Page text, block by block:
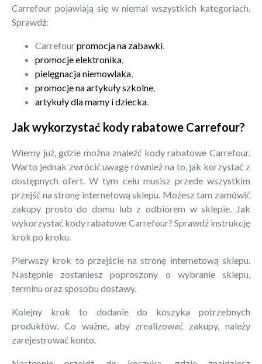
Carrefour pojawiają się w niemal wszystkich kategoriach.
Sprawdź:
Carrefourpromocja na zabawki
promocje elektronika
pielęgnacja niemowlaka
promocje na artykuły szkolne
artykuły dla mamy i dziecka
Jak wykorzystać kody rabatowe Carrefour?
Wiemy już, gdzie można znaleźć kody rabatowe Carrefour.
Warto jednak zwrócić uwagę również na to, jak korzystać z
dostępnych ofert. W tym celu musisz przede wszystkim
przejść na stronę internetową sklepu. Możesz tam zamówić
zakupy prosto do domu lub z odbiorem w sklepie. Jak
wykorzystać kody rabatowe Carrefour? Sprawdź instrukcję
krok po kroku.
Pierwszy krok to przejście na stronę internetową sklepu.
Następnie zostaniesz poproszony o wybranie sklepu,
terminu oraz sposobu dostawy.
Kolejny krok to dodanie do koszyka potrzebnych
produktów. Co ważne, aby zrealizować zakupy, należy
zarejestrować konto.